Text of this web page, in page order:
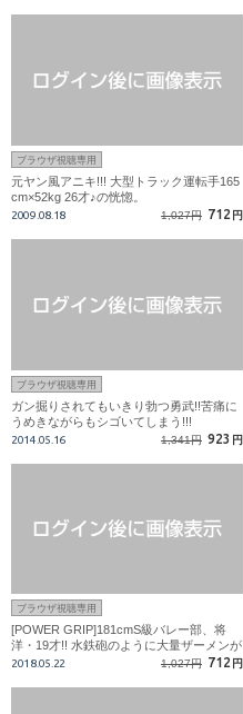
ブラウザ視聴専用
元ヤン風アニキ!!! 大型トラック運転手165
cm×52kg 26才♪の恍惚。
2009.08.18 1,027円 712 円
ブラウザ視聴専用
ガン掘りされてもいきり勃つ勇武!!苦痛に
うめきながらもシゴいてしまう!!!
2014.05.16 1,341円 923 円
ブラウザ視聴専用
[POWER GRIP]181cmS級バレー部、将
洋・19才!! 水鉄砲のように大量ザーメンが
ほとばしる長距離発射！
2018.05.22 1,027円 712 円